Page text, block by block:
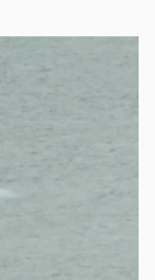
訓的邱姓中